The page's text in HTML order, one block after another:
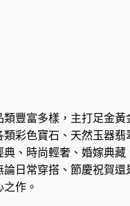
類豐富多樣，主打足金黃
類彩色寶石、天然玉器翡
典、時尚輕奢、婚嫁典藏
論日常穿搭、節慶祝賀還
作。